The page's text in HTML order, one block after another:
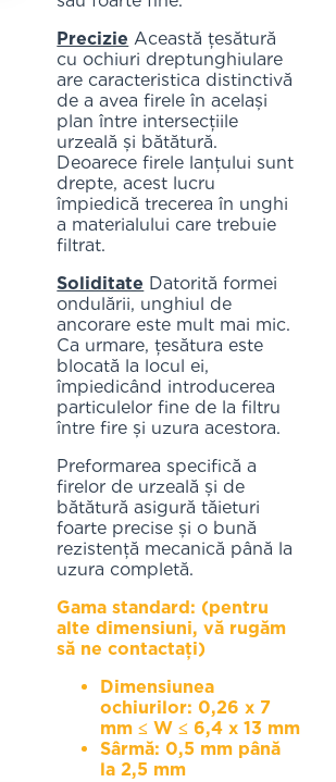
Precizie Această țesătură
cu ochiuri dreptunghiulare
are caracteristica distinctivă
de a avea firele în același
plan între intersecțiile
urzeală și bătătură.
Deoarece firele lanțului sunt
drepte, acest lucru
împiedică trecerea în unghi
a materialului care trebuie
filtrat.
Soliditate Datorită formei
ondulării, unghiul de
ancorare este mult mai mic.
Ca urmare, țesătura este
blocată la locul ei,
împiedicând introducerea
particulelor fine de la filtru
între fire și uzura acestora.
Preformarea specifică a
firelor de urzeală și de
bătătură asigură tăieturi
foarte precise și o bună
rezistență mecanică până la
uzura completă.
Gama standard: (pentru
alte dimensiuni, vă rugăm
să ne contactați)
Dimensiunea
ochiurilor: 0,26 x 7
mm ≤ W ≤ 6,4 x 13 mm
Sârmă: 0,5 mm până
la 2,5 mm